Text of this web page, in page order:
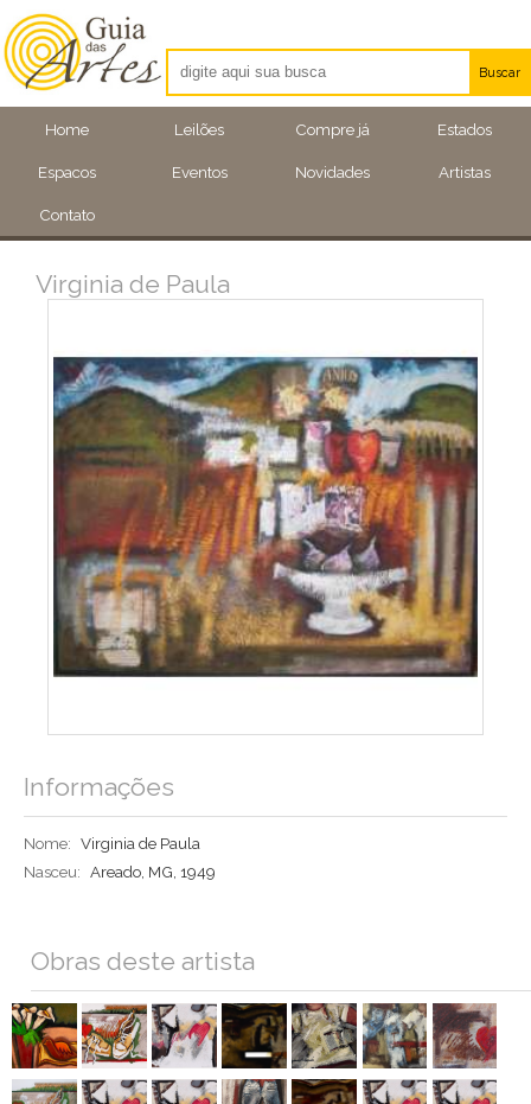
Home Leilões Compre já Estados
Espacos Eventos Novidades Artistas
Contato
Buscar
Artistas
Eventos
Virginia de Paula
Informações
Nome: Virginia de Paula
Nasceu: Areado, MG, 1949
Obras deste artista